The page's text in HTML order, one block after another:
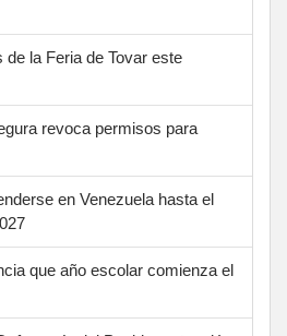
de la Feria de Tovar este
revoca permisos para
en Venezuela hasta el
que año escolar comienza el